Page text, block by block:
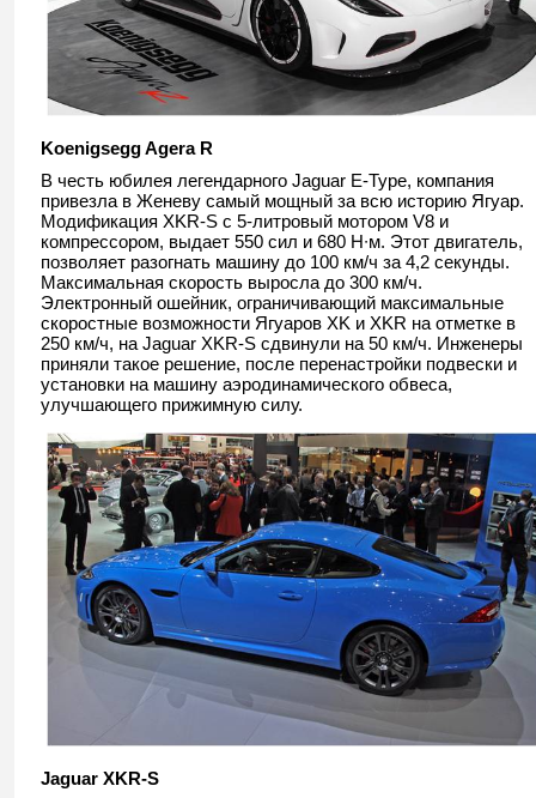
Koenigsegg Agera R
В честь юбилея легендарного Jaguar E-Type, компания
привезла в Женеву самый мощный за всю историю Ягуар.
Модификация XKR-S с 5-литровый мотором V8 и
компрессором, выдает 550 сил и 680 Н∙м. Этот двигатель,
позволяет разогнать машину до 100 км/ч за 4,2 секунды.
Максимальная скорость выросла до 300 км/ч.
Электронный ошейник, ограничивающий максимальные
скоростные возможности Ягуаров XK и XKR на отметке в
250 км/ч, на Jaguar XKR-S сдвинули на 50 км/ч. Инженеры
приняли такое решение, после перенастройки подвески и
установки на машину аэродинамического обвеса,
улучшающего прижимную силу.
Jaguar XKR-S